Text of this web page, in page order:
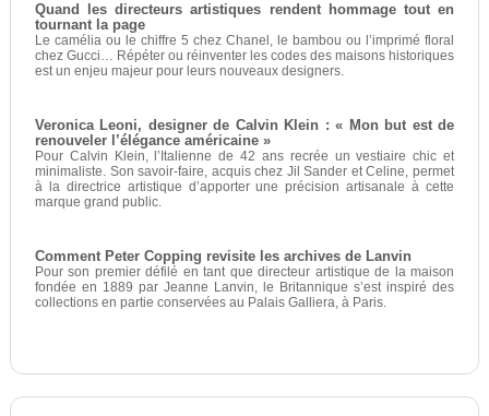
Quand les directeurs artistiques rendent hommage tout en
tournant la page
Le camélia ou le chiffre 5 chez Chanel, le bambou ou l’imprimé floral
chez Gucci… Répéter ou réinventer les codes des maisons historiques
est un enjeu majeur pour leurs nouveaux designers.
Veronica Leoni, designer de Calvin Klein : « Mon but est de
renouveler l’élégance américaine »
Pour Calvin Klein, l’Italienne de 42 ans recrée un vestiaire chic et
minimaliste. Son savoir-faire, acquis chez Jil Sander et Celine, permet
à la directrice artistique d’apporter une précision artisanale à cette
marque grand public.
Comment Peter Copping revisite les archives de Lanvin
Pour son premier défilé en tant que directeur artistique de la maison
fondée en 1889 par Jeanne Lanvin, le Britannique s’est inspiré des
collections en partie conservées au Palais Galliera, à Paris.